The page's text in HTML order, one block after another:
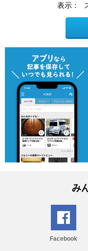
表示：
み
Facebook